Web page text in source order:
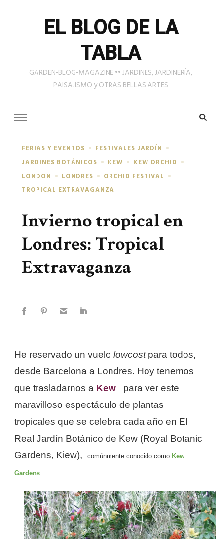
EL BLOG DE LA
TABLA
GARDEN-BLOG-MAGAZINE •• JARDINES, JARDINERÍA,
PAISAJISMO y OTRAS BELLAS ARTES
FERIAS Y EVENTOS
FESTIVALES JARDÍN
JARDINES BOTÁNICOS
KEW
KEW ORCHID
LONDON
LONDRES
ORCHID FESTIVAL
TROPICAL EXTRAVAGANZA
Invierno tropical en
Londres: Tropical
Extravaganza
He reservado un vuelo lowcostpara todos,
desde Barcelona a Londres. Hoy tenemos
que trasladarnos a Kew
para ver este
maravilloso espectáculo de plantas
tropicales que se celebra cada año en El
Real Jardín Botánico de Kew (Royal Botanic
Gardens, Kiew),
comúnmente conocido como Kew
Gardens :